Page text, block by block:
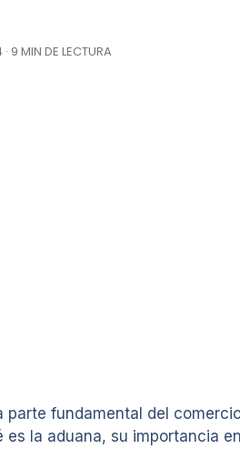
9 MIN DE LECTURA
parte fundamental del
la aduana, su importancia